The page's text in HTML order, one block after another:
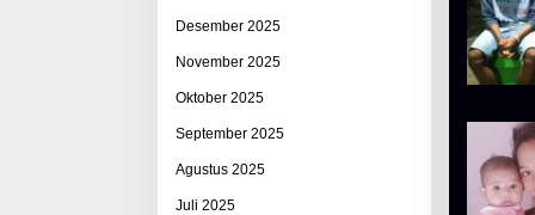
Desember 2025
November 2025
Oktober 2025
September 2025
Agustus 2025
Juli 2025